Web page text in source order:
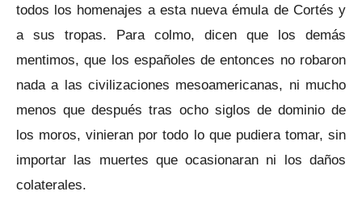
todos los homenajes a esta nueva émula de Cortés y
a sus tropas. Para colmo, dicen que los demás
mentimos, que los españoles de entonces no robaron
nada a las civilizaciones mesoamericanas, ni mucho
menos que después tras ocho siglos de dominio de
los moros, vinieran por todo lo que pudiera tomar, sin
importar las muertes que ocasionaran ni los daños
colaterales.